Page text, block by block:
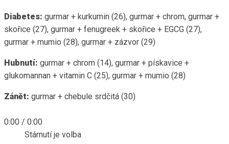
Diabetes: gurmar + kurkumin (26), gurmar + chrom, gurmar +
skořice (27), gurmar + fenugreek + skořice + EGCG (27),
gurmar + mumio (28), gurmar + zázvor (29)
Hubnutí: gurmar + chrom (14), gurmar + pískavice +
glukomannan + vitamin C (25), gurmar + mumio (28)
Zánět: gurmar + chebule srdčitá (30)
0:00 / 0:00
Stárnutí je volba